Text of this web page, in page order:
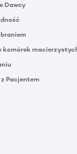
Dawcy
komórek
Pacjentem